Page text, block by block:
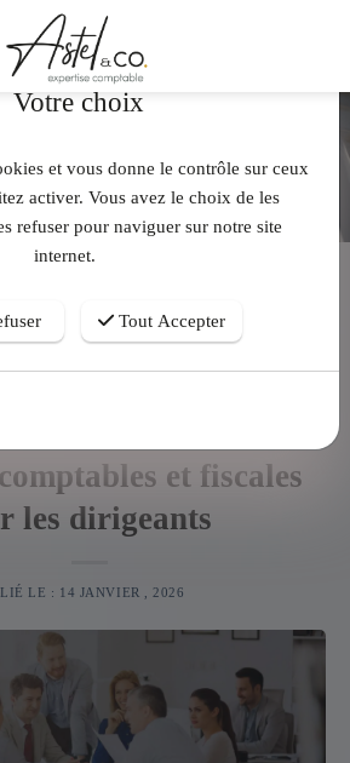
et fiscales
les dirigeants
LE : 14 JANVIER , 2026
Votre choix
et vous donne le contrôle sur ceux
activer. Vous avez le choix de les
refuser pour naviguer sur notre site
internet.
Tout Accepter